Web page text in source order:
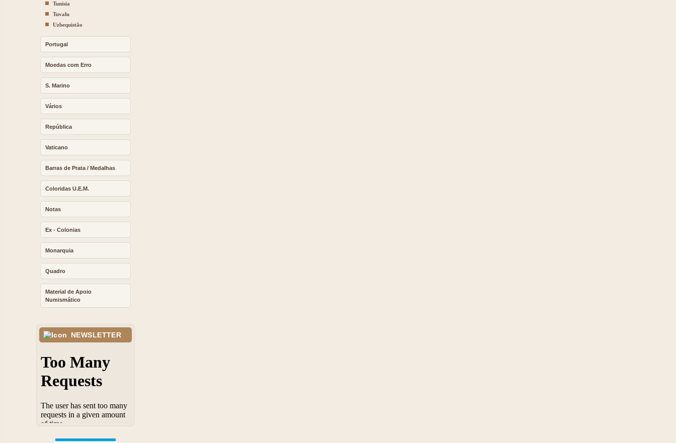
Tunisia
Tuvalu
Uzbequistão
Portugal
Moedas com Erro
S. Marino
Vários
República
Vaticano
Barras de Prata / Medalhas
Coloridas U.E.M.
Notas
Ex - Colonias
Monarquia
Quadro
Material de Apoio
Numismático
NEWSLETTER